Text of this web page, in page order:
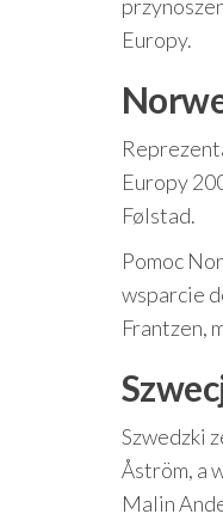
Europy.
Europy
Følstad.
Pomoc
wsparcie
Frantzen,
Szwedzki
Åström, a
Malin